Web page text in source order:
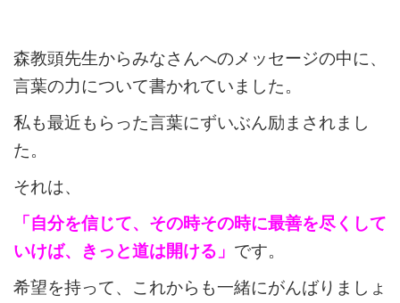
森教頭先生からみなさんへのメッセージの中に、
言葉の力について書かれていました。
私も最近もらった言葉にずいぶん励まされまし
た。
それは、
「自分を信じて、その時その時に最善を尽くして
いけば、きっと道は開ける」 です。
希望を持って、これからも一緒にがんばりましょ